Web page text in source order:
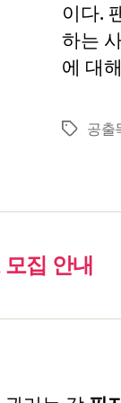
이다.
하는
에 대
Tags공출
집 안내